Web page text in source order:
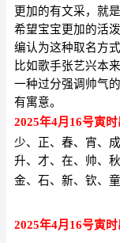
更加的有文采，就
希望宝宝更加的活
编认为这种取名方
比如歌手张艺兴本
一种过分强调帅气
有寓意。
2025年4月16号寅
少、正、春、宵、成
升、才、在、帅、秋
金、石、新、钦、童
2025年4月16号寅